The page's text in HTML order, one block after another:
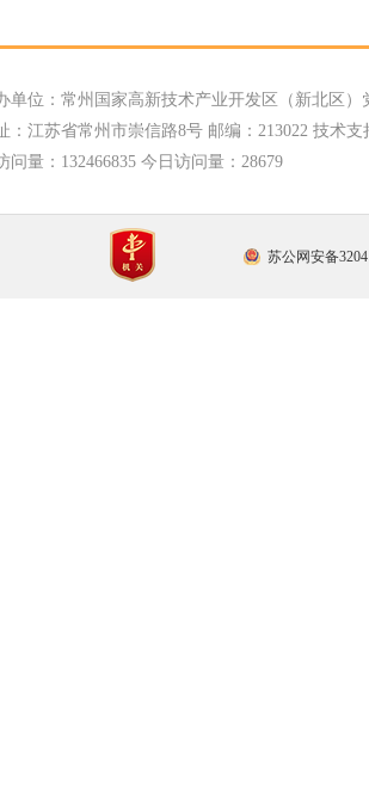
单位：常州国家高新技术产业开发区（新北区）
：江苏省常州市崇信路8号 邮编：213022 技术支
问量： 132466835 今日访问量： 28679
苏公网安备